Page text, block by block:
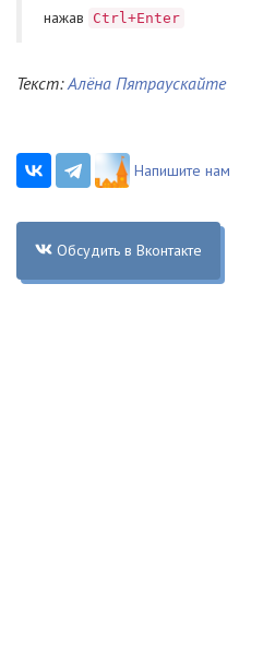
нажав
Ctrl+Enter
Текст:Алёна Пятраускайте
Напишите нам
Обсудить в Вконтакте